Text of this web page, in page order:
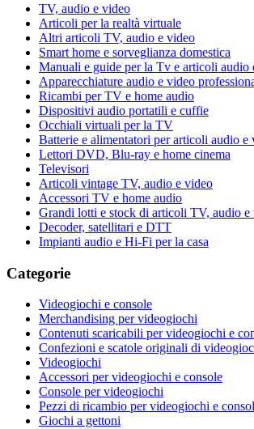
TV, audio e video
Articoli per la realtà virtuale
Altri articoli TV, audio e video
Smart home e sorveglianza domestica
Manuali e guide per la Tv e articoli audio
Apparecchiature audio e video
Ricambi per TV e home audio
Dispositivi audio portatili e cuffie
Occhiali virtuali per la TV
Batterie e alimentatori per articoli audio e
Lettori DVD, Blu-ray e home cinema
Televisori
Articoli vintage TV, audio e video
Accessori TV e home audio
Grandi lotti e stock di articoli TV, audio e
Decoder, satellitari e DTT
Impianti audio e Hi-Fi per la casa
Categorie
Videogiochi e console
Merchandising per videogiochi
Contenuti scaricabili per videogiochi e
Confezioni e scatole originali di
Videogiochi
Accessori per videogiochi e console
Console per videogiochi
Pezzi di ricambio per videogiochi e
Giochi a gettoni